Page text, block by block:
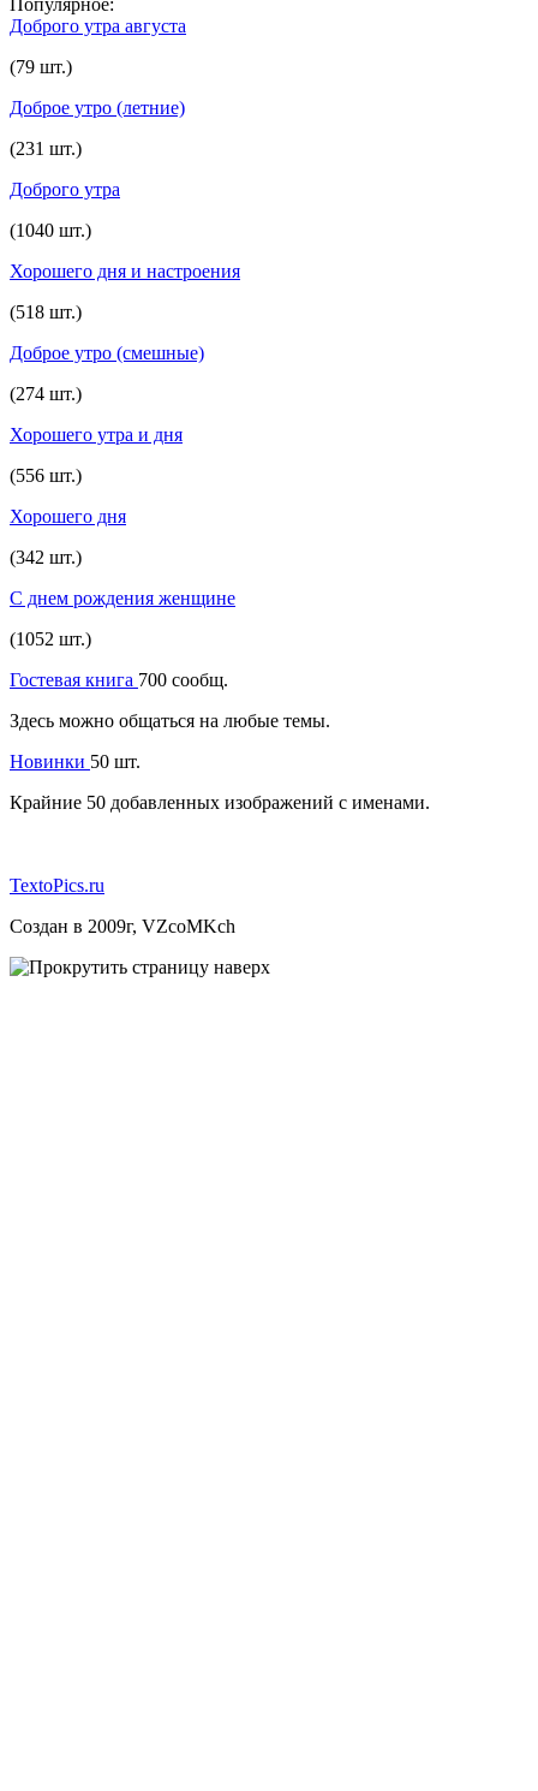
Доброго утра августа
(79 шт.)
Доброе утро (летние)
(231 шт.)
Доброго утра
(1040 шт.)
Хорошего дня и настроения
(518 шт.)
Доброе утро (смешные)
(274 шт.)
Хорошего утра и дня
(556 шт.)
Хорошего дня
(342 шт.)
С днем рождения женщине
(1052 шт.)
Гостевая книга 700 сообщ.
Здесь можно общаться на любые темы.
Новинки 50 шт.
Крайние 50 добавленных изображений с именами.
TextoPics.ru
Создан в 2009г, VZcoMKch